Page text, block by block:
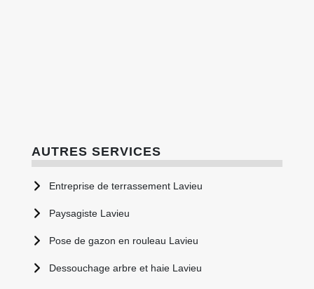
AUTRES SERVICES
Entreprise de terrassement Lavieu
Paysagiste Lavieu
Pose de gazon en rouleau Lavieu
Dessouchage arbre et haie Lavieu